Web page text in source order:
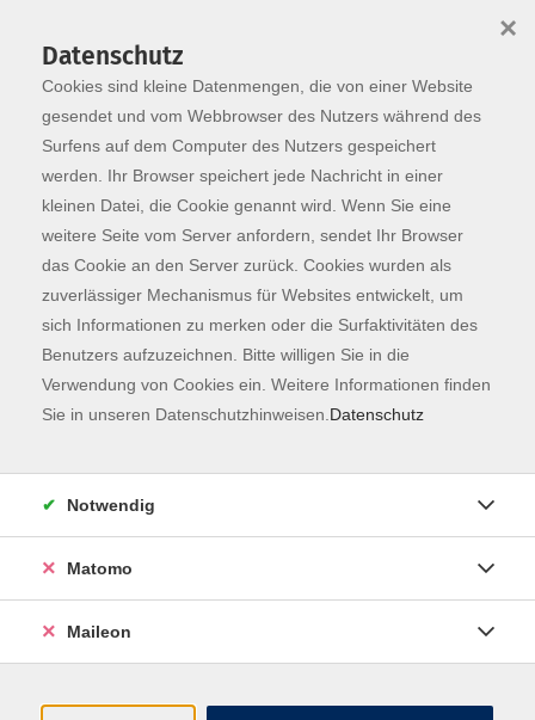
Skip to main content
You are here:
Dozierende
Der Dozent konnte leider nicht gefunden
werden
Datenschutzerklärung
Sitemap
Datenschutz
Cookies sind kleine Datenmengen, die von einer Website
gesendet und vom Webbrowser des Nutzers während des
Surfens auf dem Computer des Nutzers gespeichert
werden. Ihr Browser speichert jede Nachricht in einer
kleinen Datei, die Cookie genannt wird. Wenn Sie eine
weitere Seite vom Server anfordern, sendet Ihr Browser
das Cookie an den Server zurück. Cookies wurden als
zuverlässiger Mechanismus für Websites entwickelt, um
sich Informationen zu merken oder die Surfaktivitäten des
Benutzers aufzuzeichnen. Bitte willigen Sie in die
Verwendung von Cookies ein. Weitere Informationen finden
Sie in unseren Datenschutzhinweisen. Datenschutz
×
Notwendig
Matomo
Maileon